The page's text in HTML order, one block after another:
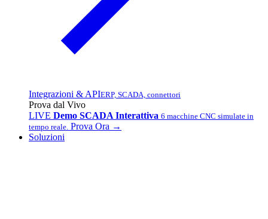
Integrazioni & APIERP, SCADA, connettori
Prova dal Vivo
LIVE Demo SCADA Interattiva 6 macchine CNC simulate in
tempo reale. Prova Ora →
Soluzioni